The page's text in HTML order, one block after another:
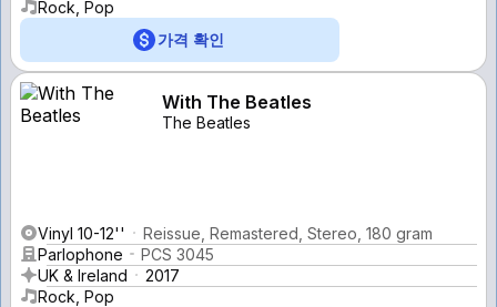
Rock, Pop
가격 확인
With The Beatles
The Beatles
Vinyl 10-12''
Reissue, Remastered, Stereo, 180 gram
Parlophone
PCS 3045
UK & Ireland
2017
Rock, Pop